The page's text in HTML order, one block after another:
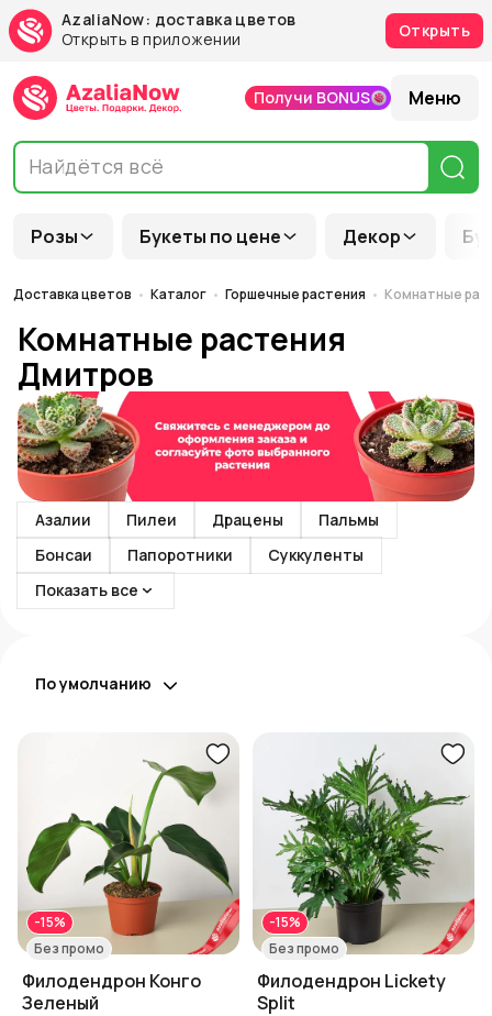
AzaliaNow: доставка цветов
Открыть в приложении
Открыть
Розы Букеты по цене Декор
Получи BONUS Меню
Доставка цветов Каталог Горшечные растения Комнатные
Комнатные растения
Дмитров
Азалии Пилеи Драцены
Пальмы
Бонсаи
Папоротники
Суккуленты
Показать все
По умолчанию
-15%
Без промо
Филодендрон Конго
Зеленый
-15%
Без промо
Филодендрон Lickety
Split